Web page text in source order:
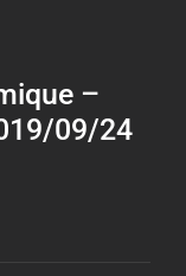
–
09/24